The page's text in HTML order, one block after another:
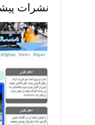
نشرات